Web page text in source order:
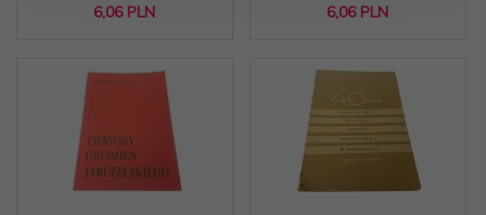
6,06 PLN 6,06 PLN